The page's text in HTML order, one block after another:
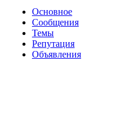
Основное
Сообщения
Темы
Репутация
Объявления